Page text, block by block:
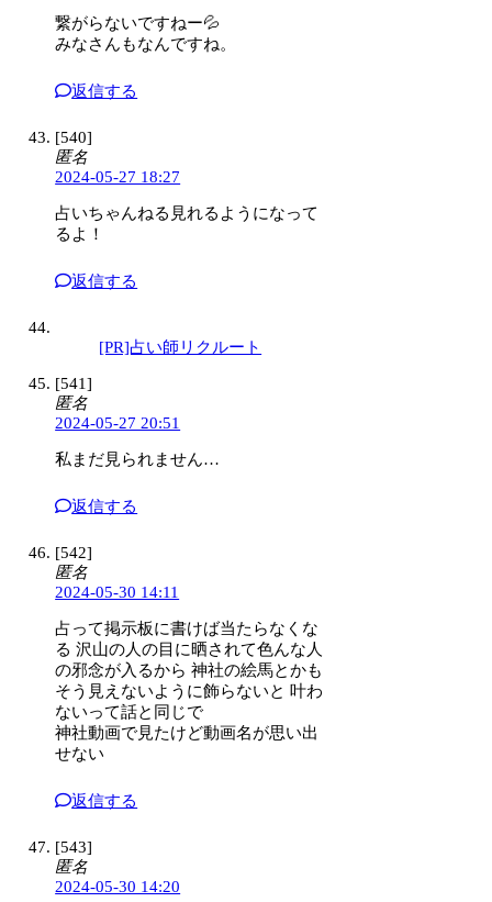
繋がらないですねー💦
みなさんもなんですね。
返信する
[540]
匿名
2024-05-27 18:27
占いちゃんねる見れるようになって
るよ！
返信する
[PR]占い師リクルート
[541]
匿名
2024-05-27 20:51
私まだ見られません…
返信する
[542]
匿名
2024-05-30 14:11
占って掲示板に書けば当たらなくな
る 沢山の人の目に晒されて色んな人
の邪念が入るから 神社の絵馬とかも
そう見えないように飾らないと 叶わ
ないって話と同じで
神社動画で見たけど動画名が思い出
せない
返信する
[543]
匿名
2024-05-30 14:20